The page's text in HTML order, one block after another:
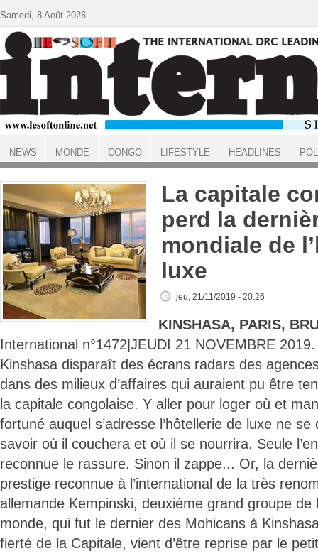
ACCUEIL
La capitale
perd la
mondiale de
luxe
jeu, 21/11/2019 - 20:26
KINSHASA, PARIS,
International n°1472|JEUDI 21 NOVEMBRE
Kinshasa disparaît des écrans radars des
dans des milieux d’affaires qui auraient pu être
la capitale congolaise. Y aller pour loger où et
fortuné auquel s’adresse l’hôtellerie de luxe ne
savoir où il couchera et où il se nourrira. Seule
reconnue le rassure. Sinon il zappe... Or, la
prestige reconnue à l’international de la très
allemande Kempinski, deuxième grand groupe de
monde, qui fut le dernier des Mohicans à
fierté de la Capitale, vient d’être reprise par le
Samedi, 8 Août 2026
NEWS MONDE CONGO LIFESTYLE HEADLINES